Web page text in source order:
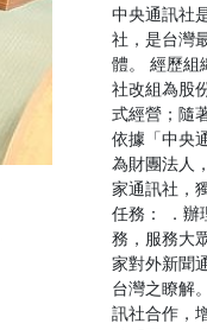
中央通訊社
社，是台灣
體。 經歷組
社改組為股
式經營；隨
依據「中央
為財團法人
家通訊社，
任務： ．辦
務，服務大
家對外新聞
台灣之瞭解
訊社合作，